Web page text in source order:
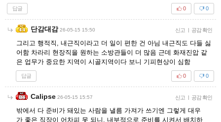
답글 0
0
단감대감 26-05-15 15:50 신고 | 공감 확인
그리고 행적직, 내근직이라고 더 일이 편한 건 아님 내근직도 다들 싫
어함 차라리 현장직을 원하는 소방관들이 더 많음 근데 화재진압 같
은 업무가 중요한 지역이 시골지역이다 보니 기피현상이 심함
답글 0
0
Calipse 26-05-15 15:57 신고 | 공감 확인
밖에서 다 준비가 돼있는 사람을 낼름 가져가 쓰기엔 그렇게 대우
가 좋은 직장이 어차피 못 되니, 내부적으로 준비를 시켜서 배치하